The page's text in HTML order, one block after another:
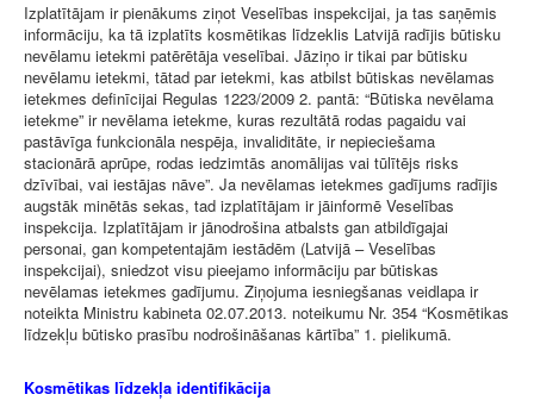
Izplatītājam ir pienākums ziņot Veselības inspekcijai, ja tas saņēmis
informāciju, ka tā izplatīts kosmētikas līdzeklis Latvijā radījis būtisku
nevēlamu ietekmi patērētāja veselībai. Jāziņo ir tikai par būtisku
nevēlamu ietekmi, tātad par ietekmi, kas atbilst būtiskas nevēlamas
ietekmes definīcijai Regulas 1223/2009 2. pantā: “Būtiska nevēlama
ietekme” ir nevēlama ietekme, kuras rezultātā rodas pagaidu vai
pastāvīga funkcionāla nespēja, invaliditāte, ir nepieciešama
stacionārā aprūpe, rodas iedzimtās anomālijas vai tūlītējs risks
dzīvībai, vai iestājas nāve”. Ja nevēlamas ietekmes gadījums radījis
augstāk minētās sekas, tad izplatītājam ir jāinformē Veselības
inspekcija. Izplatītājam ir jānodrošina atbalsts gan atbildīgajai
personai, gan kompetentajām iestādēm (Latvijā – Veselības
inspekcijai), sniedzot visu pieejamo informāciju par būtiskas
nevēlamas ietekmes gadījumu. Ziņojuma iesniegšanas veidlapa ir
noteikta Ministru kabineta 02.07.2013. noteikumu Nr. 354 “Kosmētikas
līdzekļu būtisko prasību nodrošināšanas kārtība” 1. pielikumā.
Kosmētikas līdzekļa identifikācija